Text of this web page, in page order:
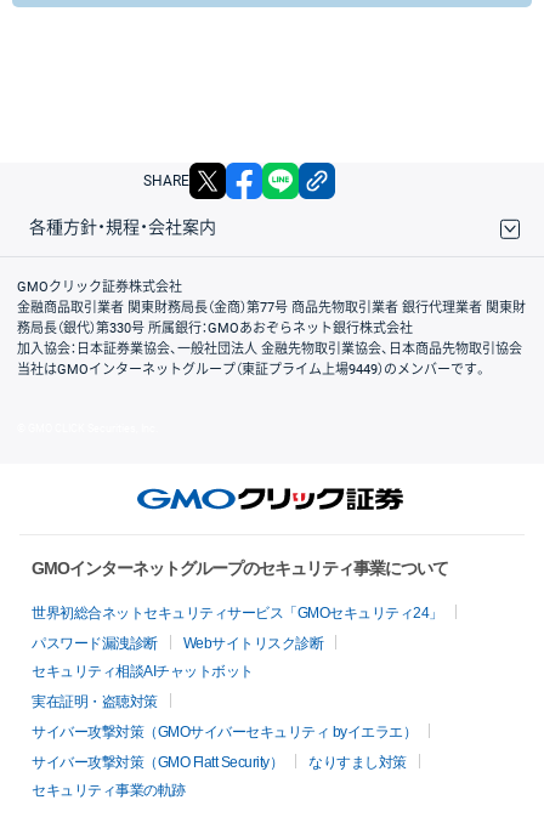
SHARE X facebook
各種方針・規程・会社案内
取引規程・約款
サイトマップ
その他のご案内
個人情報保護方針
最良執行方針
サイトのご利用について
ディスクレイマー
信託保全
リスク説明
会社案内
GMOクリック証券株式会社
金融商品取引業者 関東財務局長（金商）第77号 商品先物取引業者 銀行代理業者 関東財
務局長（銀代）第330号 所属銀行：GMOあおぞらネット銀行株式会社
加入協会：日本証券業協会、一般社団法人 金融先物取引業協会、日本商品先物取引協会
当社はGMOインターネットグループ（東証プライム上場9449）のメンバーです。
GMOインターネットグループのセキュリティ事業について
世界初総合ネットセキュリティサービス「GMOセキュリティ24」
パスワード漏洩診断
Webサイトリスク診断
セキュリティ相談AIチャットボット
実在証明・盗聴対策
サイバー攻撃対策（GMOサイバーセキュリティ byイエラエ）
サイバー攻撃対策（GMO Flatt Security）
なりすまし対策
セキュリティ事業の軌跡